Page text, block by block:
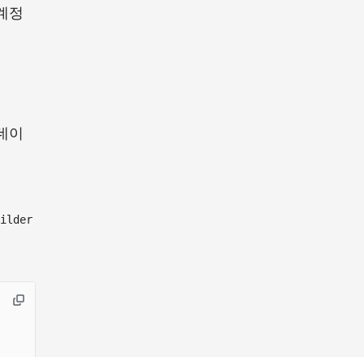
정
이